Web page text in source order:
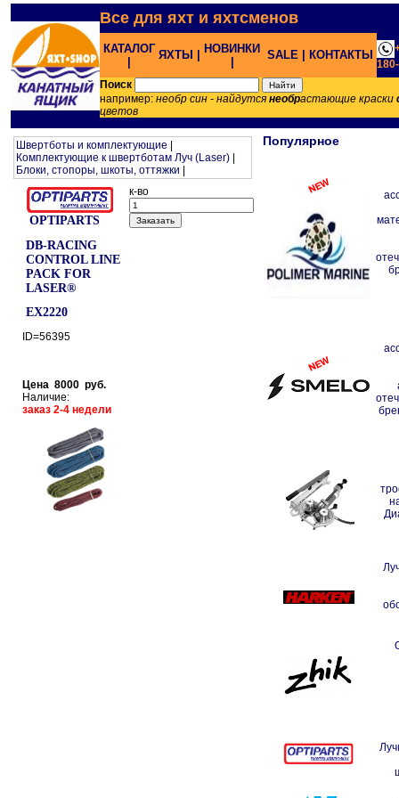
Все для яхт и яхтсменов
КАТАЛОГ ЯХТЫ |
НОВИНКИ
SALE | КОНТАКТЫ
Поиск
например: необр син - найдутся необрастающие краски
цветов
Швертботы и комплектующие
Комплектующие к швертботам Луч (Laser)
Блоки, стопоры, шкоты, оттяжки
OPTIPARTS
DB-RACING
CONTROL LINE
PACK FOR
LASER®
EX2220
ID=56395
Цена 8000 руб.
Наличие:
заказ 2-4 недели
к-во
Популярное